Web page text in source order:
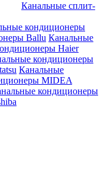
Канальные сплит-
кондиционеры
Ballu Канальные
Haier
кондиционеры
Канальные
MIDEA
кондиционеры